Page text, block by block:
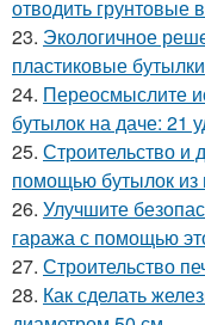
отводить грунтовые
23. Экологичное
пластиковые бутылки
24. Переосмыслите
бутылок на даче: 21
25. Строительство и
помощью бутылок из
26. Улучшите
гаража с помощью
27. Строительство
28. Как сделать